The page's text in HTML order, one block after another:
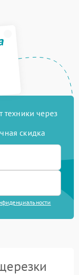
через
скидка